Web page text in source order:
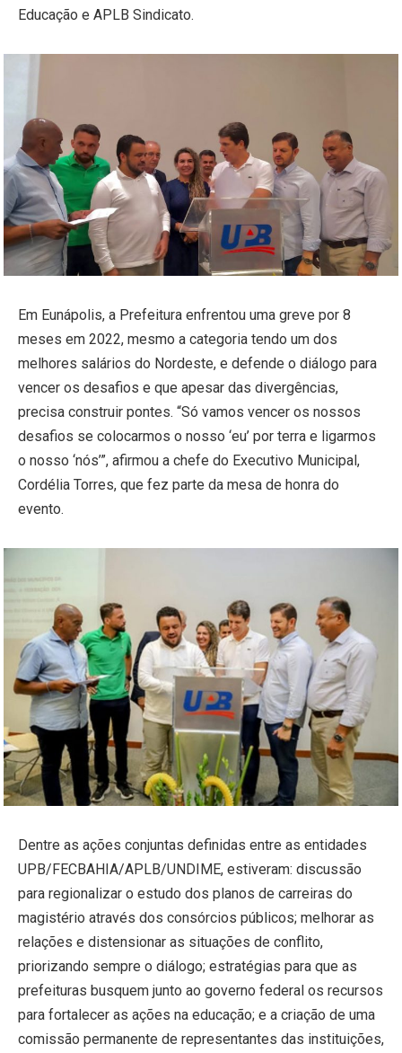
Educação e APLB Sindicato.
Em Eunápolis, a Prefeitura enfrentou uma greve por 8
meses em 2022, mesmo a categoria tendo um dos
melhores salários do Nordeste, e defende o diálogo para
vencer os desafios e que apesar das divergências,
precisa construir pontes. “Só vamos vencer os nossos
desafios se colocarmos o nosso ‘eu’ por terra e ligarmos
o nosso ‘nós’”, afirmou a chefe do Executivo Municipal,
Cordélia Torres, que fez parte da mesa de honra do
evento.
Dentre as ações conjuntas definidas entre as entidades
UPB/FECBAHIA/APLB/UNDIME, estiveram: discussão
para regionalizar o estudo dos planos de carreiras do
magistério através dos consórcios públicos; melhorar as
relações e distensionar as situações de conflito,
priorizando sempre o diálogo; estratégias para que as
prefeituras busquem junto ao governo federal os recursos
para fortalecer as ações na educação; e a criação de uma
comissão permanente de representantes das instituições,